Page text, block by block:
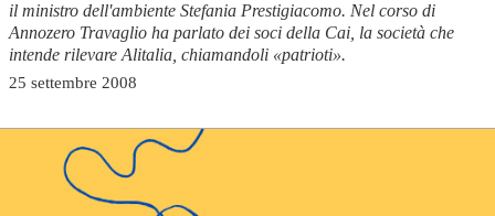
il ministro dell'ambiente Stefania Prestigiacomo. Nel corso di
Annozero Travaglio ha parlato dei soci della Cai, la società che
intende rilevare Alitalia, chiamandoli «patrioti».
25 settembre 2008